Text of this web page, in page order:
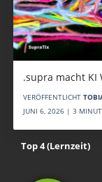
.supra macht KI
VERÖFFENTLICHT
JUNI 6, 2026 | 3
Top 4 (Lernzeit)